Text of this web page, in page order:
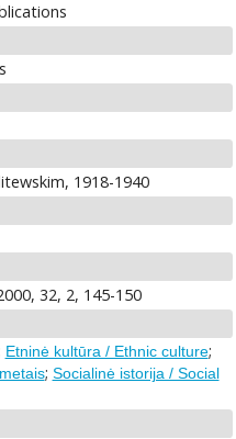
1918-1940
32, 2, 145-150
Etninė kultūra / Ethnic culture;
; Socialinė istorija / Social